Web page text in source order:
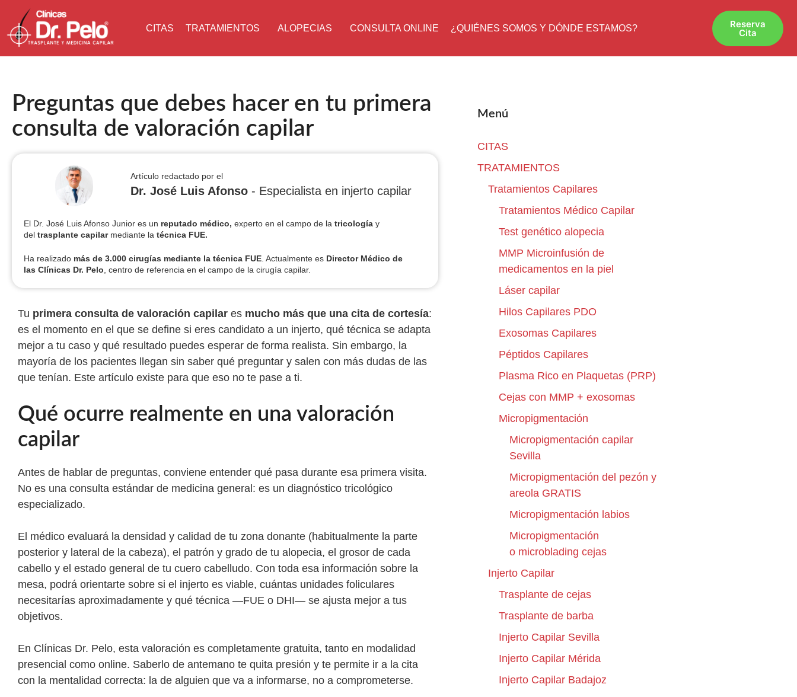
CITAS TRATAMIENTOS ALOPECIAS CONSULTA ONLINE ¿QUIÉNES SOMOS Y DÓNDE ESTAMOS? Reserva
Cita
Preguntas que debes hacer en tu primera
consulta de valoración capilar
Artículo redactado por el
Dr. José Luis Afonso- Especialista en injerto capilar
El Dr. José Luis Afonso Junior es un reputado médico, experto en el campo de la tricología y
del trasplante capilar mediante la técnica FUE.
Ha realizado más de 3.000 cirugías mediante la técnica FUE . Actualmente es Director Médico de
las Clínicas Dr. Pelo , centro de referencia en el campo de la cirugía capilar.
Tu primera consulta de valoración capilar es mucho más que una cita de cortesía:
es el momento en el que se define si eres candidato a un injerto, qué técnica se adapta
mejor a tu caso y qué resultado puedes esperar de forma realista. Sin embargo, la
mayoría de los pacientes llegan sin saber qué preguntar y salen con más dudas de las
que tenían. Este artículo existe para que eso no te pase a ti.
Qué ocurre realmente en una valoración
capilar
Antes de hablar de preguntas, conviene entender qué pasa durante esa primera visita.
No es una consulta estándar de medicina general: es un diagnóstico tricológico
especializado.
El médico evaluará la densidad y calidad de tu zona donante (habitualmente la parte
posterior y lateral de la cabeza), el patrón y grado de tu alopecia, el grosor de cada
cabello y el estado general de tu cuero cabelludo. Con toda esa información sobre la
mesa, podrá orientarte sobre si el injerto es viable, cuántas unidades foliculares
necesitarías aproximadamente y qué técnica —FUE o DHI— se ajusta mejor a tus
objetivos.
En Clínicas Dr. Pelo, esta valoración es completamente gratuita, tanto en modalidad
presencial como online. Saberlo de antemano te quita presión y te permite ir a la cita
con la mentalidad correcta: la de alguien que va a informarse, no a comprometerse.
Menú
CITAS
TRATAMIENTOS
Tratamientos Capilares
Tratamientos Médico Capilar
Test genético alopecia
MMP Microinfusión de
medicamentos en la piel
Láser capilar
Hilos Capilares PDO
Exosomas Capilares
Péptidos Capilares
Plasma Rico en Plaquetas (PRP)
Cejas con MMP + exosomas
Micropigmentación
Micropigmentación capilar
Sevilla
Micropigmentación del pezón y
areola GRATIS
Micropigmentación labios
Micropigmentación
o microblading cejas
Injerto Capilar
Trasplante de cejas
Trasplante de barba
Injerto Capilar Sevilla
Injerto Capilar Mérida
Injerto Capilar Badajoz